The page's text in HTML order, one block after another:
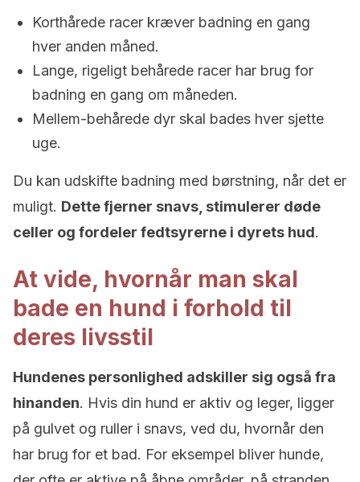
Korthårede racer kræver badning en gang
hver anden måned.
Lange, rigeligt behårede racer har brug for
badning en gang om måneden.
Mellem-behårede dyr skal bades hver sjette
uge.
Du kan udskifte badning med børstning, når det er
muligt. Dette fjerner snavs, stimulerer døde
celler og fordeler fedtsyrerne i dyrets hud.
At vide, hvornår man skal
bade en hund i forhold til
deres livsstil
Hundenes personlighed adskiller sig også fra
hinanden. Hvis din hund er aktiv og leger, ligger
på gulvet og ruller i snavs, ved du, hvornår den
har brug for et bad. For eksempel bliver hunde,